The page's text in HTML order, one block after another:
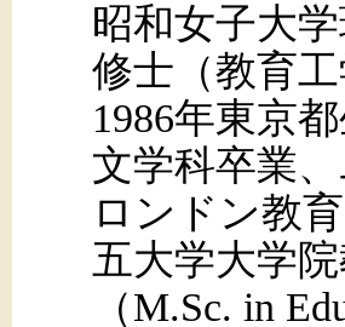
昭和女子大
修士（教育工
1986年東京
文学科卒業
ロンドン教
五大学大学
（M.Sc. in